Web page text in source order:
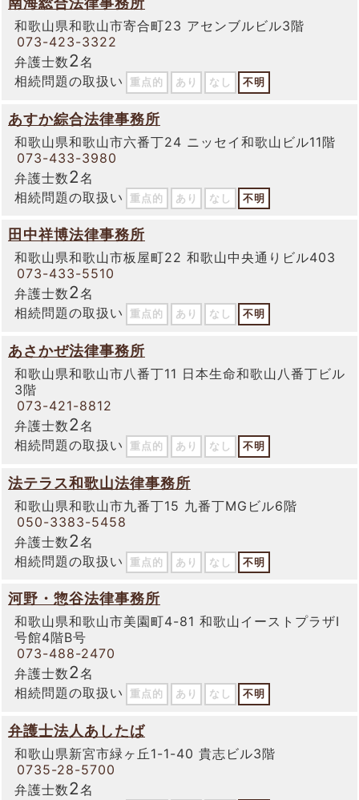
和歌山県和歌山市寄合町23 アセンブルビル3階
073-423-3322
弁護士数2名
相続問題の取扱い
重点的 あり なし 不明
あすか綜合法律事務所
和歌山県和歌山市六番丁24 ニッセイ和歌山ビル11階
073-433-3980
弁護士数2名
相続問題の取扱い
重点的 あり なし 不明
田中祥博法律事務所
和歌山県和歌山市板屋町22 和歌山中央通りビル403
073-433-5510
弁護士数2名
相続問題の取扱い
重点的 あり なし 不明
あさかぜ法律事務所
和歌山県和歌山市八番丁11 日本生命和歌山八番丁ビル
3階
073-421-8812
弁護士数2名
相続問題の取扱い
重点的 あり なし 不明
法テラス和歌山法律事務所
和歌山県和歌山市九番丁15 九番丁MGビル6階
050-3383-5458
弁護士数2名
相続問題の取扱い
重点的 あり なし 不明
河野・惣谷法律事務所
和歌山県和歌山市美園町4-81 和歌山イーストプラザⅠ
号館4階B号
073-488-2470
弁護士数2名
相続問題の取扱い
重点的 あり なし 不明
弁護士法人あしたば
和歌山県新宮市緑ヶ丘1-1-40 貴志ビル3階
0735-28-5700
弁護士数2名